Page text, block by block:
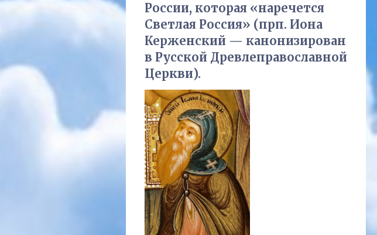
России, которая «наречется
Светлая Россия» (прп. Иона
Керженский — канонизирован
в Русской Древлеправославной
Церкви).